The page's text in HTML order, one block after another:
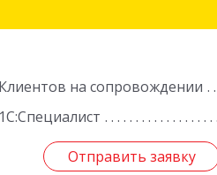
Клиентов на сопровождении
1С:Специалист
Отправить заявку
Отправить заявку